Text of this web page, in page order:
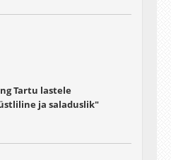
Tartu lastele
ja saladuslik"